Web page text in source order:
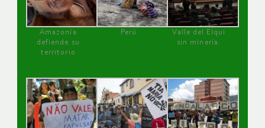
Amazonía
defiende su
territorio
Perú
Valle del Elqui
sin minería.